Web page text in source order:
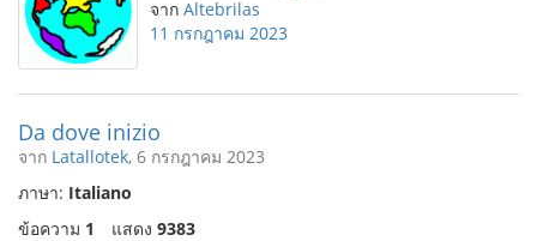
จาก Altebrilas
11 กรกฎาคม 2023
Da dove inizio
จาก Latallotek, 6 กรกฎาคม 2023
ภาษา: Italiano
ข้อความ 1 แสดง 9383